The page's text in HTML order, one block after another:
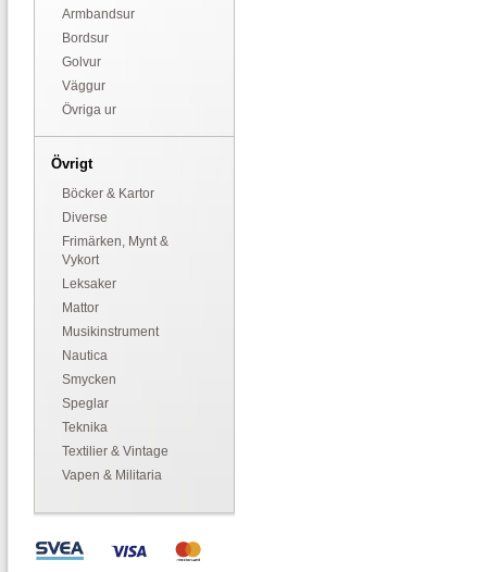
Armbandsur
Bordsur
Golvur
Väggur
Övriga ur
Övrigt
Böcker & Kartor
Diverse
Frimärken, Mynt &
Vykort
Leksaker
Mattor
Musikinstrument
Nautica
Smycken
Speglar
Teknika
Textilier & Vintage
Vapen & Militaria